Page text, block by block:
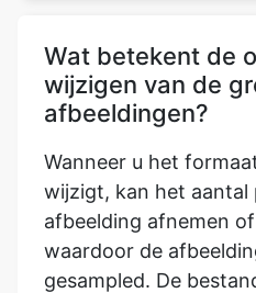
Wat betekent de
wijzigen van de
afbeeldingen?
Wanneer u het
wijzigt, kan het aantal
afbeelding afnemen
waardoor de
gesampled. De